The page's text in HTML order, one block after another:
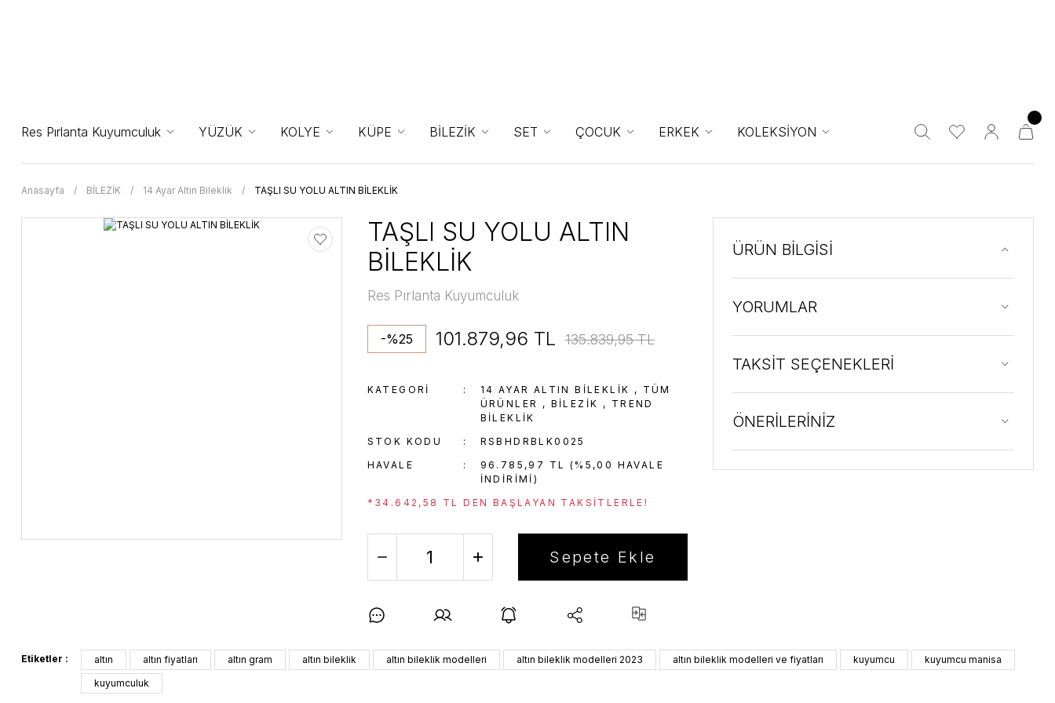
Res Pırlanta Kuyumculuk YÜZÜK KOLYE KÜPE BİLEZİK SET ÇOCUK ERKEK KOLEKSİYON
Anasayfa BİLEZİK 14 Ayar Altın Bileklik TAŞLI SU YOLU ALTIN BİLEKLİK
TAŞLI SU YOLU ALTIN
BİLEKLİK
Res Pırlanta Kuyumculuk
-%25 101.879,96 TL 135.839,95 TL
KATEGORI 14 AYAR ALTIN BILEKLIK , TÜM
ÜRÜNLER
, BİLEZİK , TREND
BILEKLIK
STOK KODU
RSBHDRBLK0025
HAVALE
96.785,97 TL (%5,00 HAVALE
INDIRIMI)
*34.642,58 TL DEN BAŞLAYAN TAKSITLERLE!
Sepete Ekle
ÜRÜN BİLGİSİ
YORUMLAR
TAKSİT SEÇENEKLERİ
ÖNERİLERİNİZ
Etiketler : altın altın fiyatları altın gram altın bileklik altın bileklik modelleri altın bileklik modelleri 2023 altın bileklik modelleri ve fiyatları kuyumcu
kuyumcu manisa
kuyumculuk